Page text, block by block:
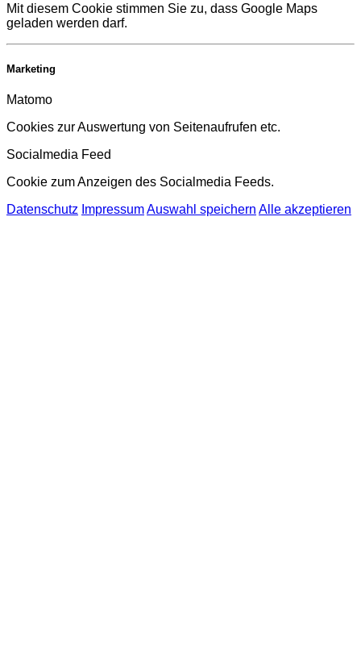
Mit diesem Cookie stimmen Sie zu, dass Google Maps
geladen werden darf.
Marketing
Matomo
Cookies zur Auswertung von Seitenaufrufen etc.
Socialmedia Feed
Cookie zum Anzeigen des Socialmedia Feeds.
Datenschutz ImpressumAuswahl speichern Alle akzeptieren